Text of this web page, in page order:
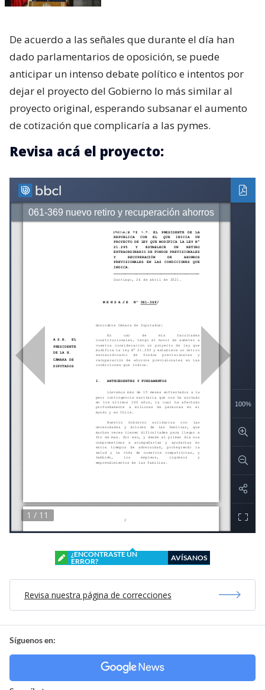
De acuerdo a las señales que durante el día han
dado parlamentarios de oposición, se puede
anticipar un intenso debate político e intentos por
dejar el proyecto del Gobierno lo más similar al
proyecto original, esperando subsanar el aumento
de cotización que complicaría a las pymes.
Revisa acá el proyecto:
¿ENCONTRASTE UN
ERROR?
AVÍSANOS
Revisa nuestra página de correcciones
Síguenos en: